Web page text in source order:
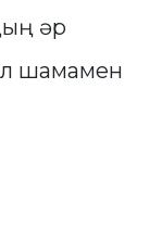
әр
шамамен